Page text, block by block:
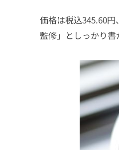
価格は税込345.60
監修」としっかり書